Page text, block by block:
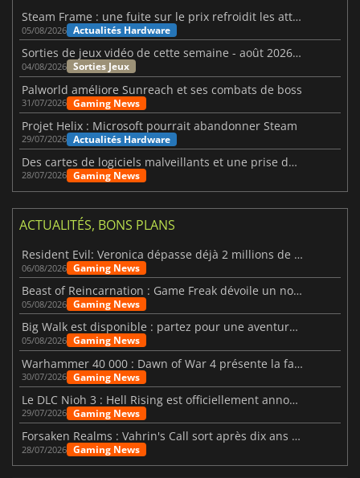
Steam Frame : une fuite sur le prix refroidit les attentes VR
05/08/2026 Actualités Hardware
Sorties de jeux vidéo de cette semaine - août 2026 (semaine 32)
04/08/2026 Sorties Jeux
Palworld améliore Sunreach et ses combats de boss
31/07/2026 Gaming News
Projet Helix : Microsoft pourrait abandonner Steam
29/07/2026 Actualités Hardware
Des cartes de logiciels malveillants et une prise de contrôle de Discord ont touché Meccha Chameleon
28/07/2026 Gaming News
ACTUALITÉS, BONS PLANS
Resident Evil: Veronica dépasse déjà 2 millions de wishlists
06/08/2026 Gaming News
Beast of Reincarnation : Game Freak dévoile un nouveau pari
05/08/2026 Gaming News
Big Walk est disponible : partez pour une aventure entre amis
05/08/2026 Gaming News
Warhammer 40 000 : Dawn of War 4 présente la faction des Nécrons
30/07/2026 Gaming News
Le DLC Nioh 3 : Hell Rising est officiellement annoncé
29/07/2026 Gaming News
Forsaken Realms : Vahrin's Call sort après dix ans de développement
28/07/2026 Gaming News